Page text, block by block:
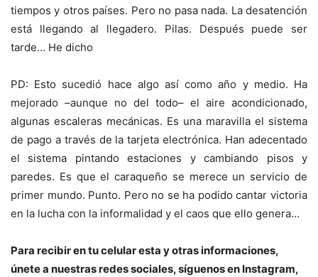
tiempos y otros países. Pero no pasa nada. La desatención
está llegando al llegadero. Pilas. Después puede ser
tarde… He dicho
PD: Esto sucedió hace algo así como año y medio. Ha
mejorado –aunque no del todo– el aire acondicionado,
algunas escaleras mecánicas. Es una maravilla el sistema
de pago a través de la tarjeta electrónica. Han adecentado
el sistema pintando estaciones y cambiando pisos y
paredes. Es que el caraqueño se merece un servicio de
primer mundo. Punto. Pero no se ha podido cantar victoria
en la lucha con la informalidad y el caos que ello genera…
Para recibir en tu celular esta y otras informaciones,
únete a nuestras redes sociales, síguenos en Instagram,